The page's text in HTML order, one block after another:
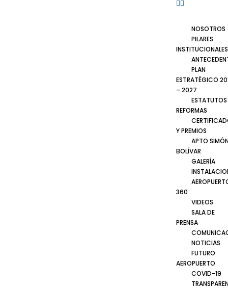
NOSOTROS
PILARES
INSTITUCIONALES
PLAN
ESTRATÉGICO
– 2027
ESTATUTOS
REFORMAS
Y PREMIOS
APTO
BOLÍVAR
GALERÍA
360
VIDEOS
SALA DE
PRENSA
NOTICIAS
FUTURO
AEROPUERTO
COVID-19